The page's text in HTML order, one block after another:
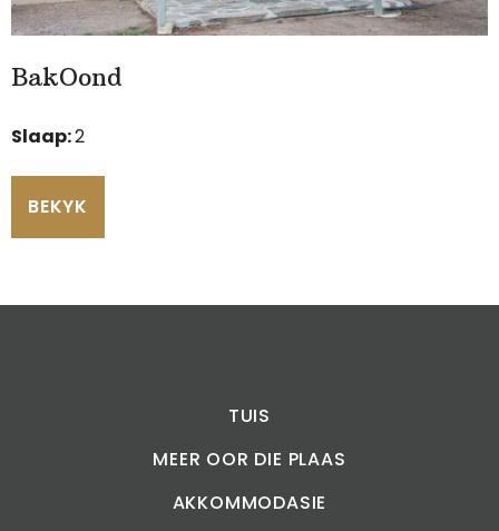
BakOond
Slaap:2
BEKYK
TUIS
MEER OOR DIE PLAAS
AKKOMMODASIE